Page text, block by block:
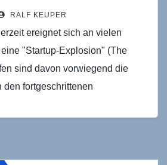
RALF KEUPER
ereignet sich an vielen
"Startup-Explosion" (The
sind davon vorwiegend die
den fortgeschrittenen